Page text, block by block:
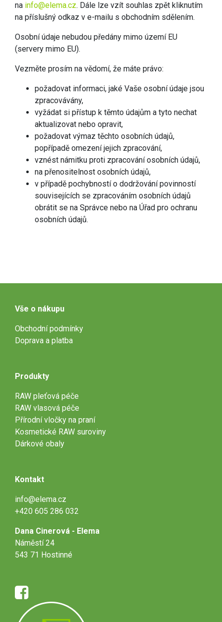
na info@elema.cz. Dále lze vzít souhlas zpět kliknutím
na příslušný odkaz v e-mailu s obchodním sdělením.
Osobní údaje nebudou předány mimo území EU
(servery mimo EU).
Vezměte prosím na vědomí, že máte právo:
požadovat informaci, jaké Vaše osobní údaje jsou
zpracovávány,
vyžádat si přístup k těmto údajům a tyto nechat
aktualizovat nebo opravit,
požadovat výmaz těchto osobních údajů,
popřípadě omezení jejich zpracování,
vznést námitku proti zpracování osobních údajů,
na přenositelnost osobních údajů,
v případě pochybností o dodržování povinností
souvisejících se zpracováním osobních údajů
obrátit se na Správce nebo na Úřad pro ochranu
osobních údajů.
Vše o nákupu
Obchodní podmínky
Doprava a platba
Produkty
RAW pleťová péče
RAW vlasová péče
Přírodní vločky na praní
Kosmetické RAW suroviny
Dárkové obaly
Kontakt
info@elema.cz
+420 605 286 032
Dana Cinerová - Elema
Náměstí 24
543 71 Hostinné